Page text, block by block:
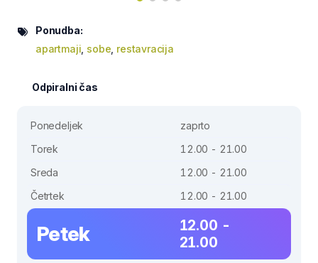
Ponudba:
apartmaji sobe restavracija
Odpiralni čas
Ponedeljek
zaprto
Torek
12.00 - 21.00
Sreda
12.00 - 21.00
Četrtek
12.00 - 21.00
Petek
12.00 -
21.00